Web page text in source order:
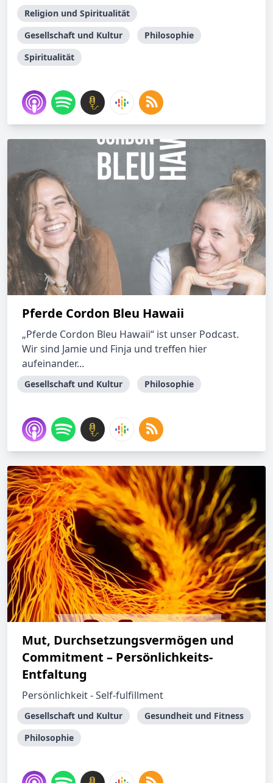
Religion und Spiritualität
Gesellschaft und Kultur
Philosophie
Spiritualität
Pferde Cordon Bleu Hawaii
„Pferde Cordon Bleu Hawaii“ ist unser Podcast.
Wir sind Jamie und Finja und treffen hier
aufeinander...
Gesellschaft und Kultur Philosophie
Mut, Durchsetzungsvermögen und
Commitment – Persönlichkeits-
Entfaltung
Persönlichkeit - Self-fulfillment
Gesellschaft und Kultur
Gesundheit und Fitness
Philosophie